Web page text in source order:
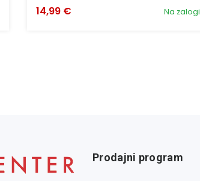
Na zalogi
14,99 €
Prodajni program